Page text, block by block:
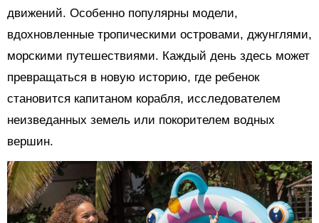
движений. Особенно популярны модели,
вдохновленные тропическими островами, джунглями,
морскими путешествиями. Каждый день здесь может
превращаться в новую историю, где ребенок
становится капитаном корабля, исследователем
неизведанных земель или покорителем водных
вершин.